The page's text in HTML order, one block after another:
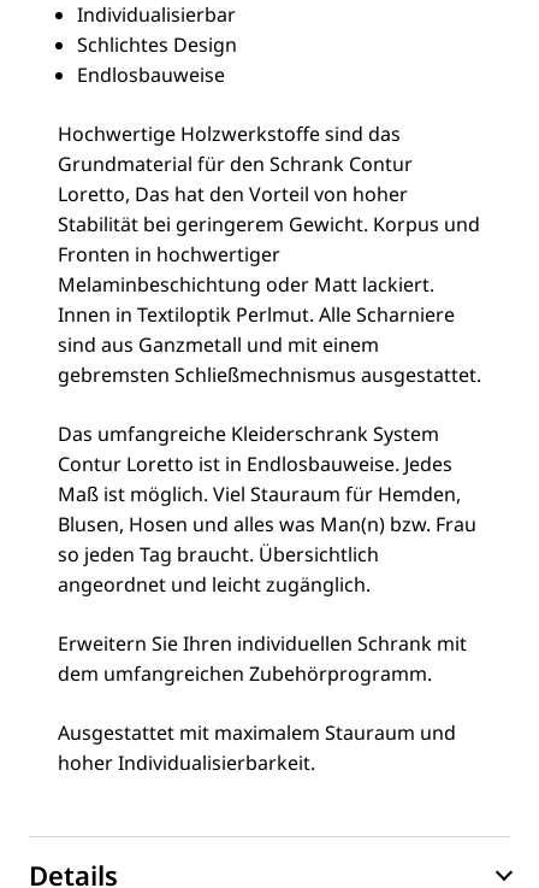
Individualisierbar
Schlichtes Design
Endlosbauweise
Hochwertige Holzwerkstoffe sind das
Grundmaterial für den Schrank Contur
Loretto, Das hat den Vorteil von hoher
Stabilität bei geringerem Gewicht. Korpus und
Fronten in hochwertiger
Melaminbeschichtung oder Matt lackiert.
Innen in Textiloptik Perlmut. Alle Scharniere
sind aus Ganzmetall und mit einem
gebremsten Schließmechnismus ausgestattet.
Das umfangreiche Kleiderschrank System
Contur Loretto ist in Endlosbauweise. Jedes
Maß ist möglich. Viel Stauraum für Hemden,
Blusen, Hosen und alles was Man(n) bzw. Frau
so jeden Tag braucht. Übersichtlich
angeordnet und leicht zugänglich.
Erweitern Sie Ihren individuellen Schrank mit
dem umfangreichen Zubehörprogramm.
Ausgestattet mit maximalem Stauraum und
hoher Individualisierbarkeit.
Details